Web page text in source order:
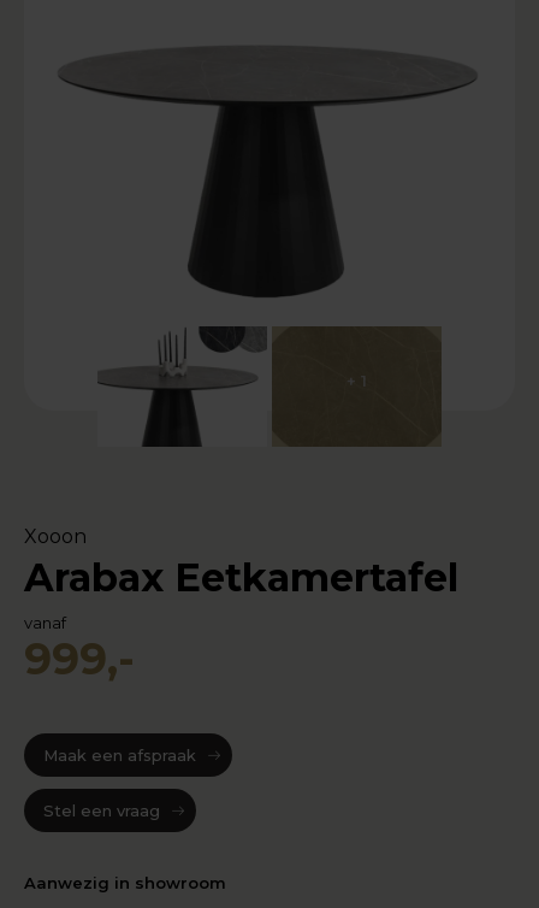
+ 1
Xooon
Arabax Eetkamertafel
vanaf
999,-
Maak een afspraak
Stel een vraag
Aanwezig in showroom